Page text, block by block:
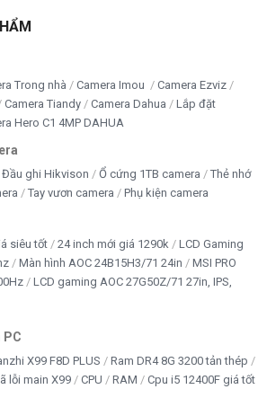
Trong nhà Camera Imou
Camera Ezviz
Camera Tiandy Camera Dahua
Lắp đặt
Hero C1 4MP DAHUA
Đầu ghi Hikvison Ổ cứng 1TB camera
Thẻ nhớ
Tay vươn camera Phụ kiện camera
siêu tốt 24 inch mới giá 1290k
LCD Gaming
Màn hình AOC 24B15H3/71 24in
MSI PRO
LCD gaming AOC 27G50Z/71 27in, IPS,
PC
X99 F8D PLUS
Ram DR4 8G 3200 tản thép
lỗi main X99 CPU RAM Cpu i5 12400F giá tốt